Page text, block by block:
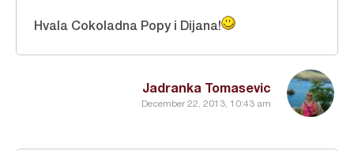
Jadranka Tomasevic
December 22, 2013, 10:43 am
Hvala Cokoladna Popy i Dijana!